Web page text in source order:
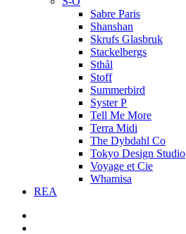
Sabre Paris
Shanshan
Skrufs Glasbruk
Stackelbergs
Sthål
Stoff
Summerbird
Syster P
Tell Me More
Terra Midi
The Dybdahl Co
Tokyo Design Studio
Voyage et Cie
Whamisa
REA